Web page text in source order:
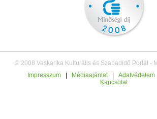
© 2008 Vaskarika Kulturális és Szabadidő Portál -
Impresszum
Médiaajánlat Adatvédelem
Kapcsolat